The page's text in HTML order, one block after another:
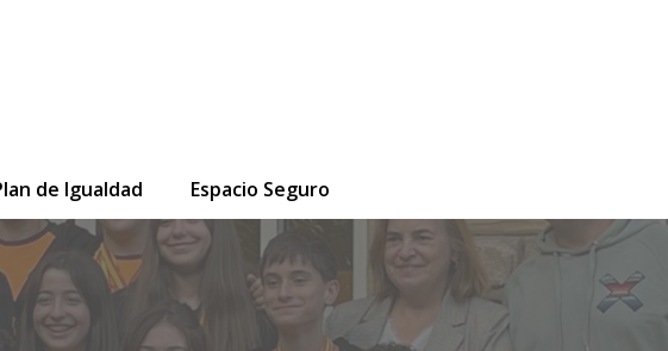
de Igualdad Espacio Seguro